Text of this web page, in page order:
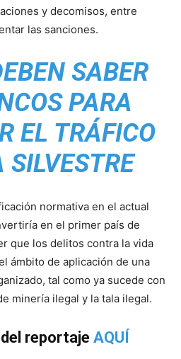
y decomisos, entre
las sanciones.
SABER
PARA
EL TRÁFICO
SILVESTRE
normativa en el actual
en el primer país de
que los delitos contra la vida
ámbito de aplicación de una
tal como ya sucede con
minería ilegal y la tala ilegal.
reportaje AQUÍ